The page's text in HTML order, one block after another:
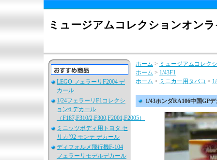
ミュージアムコレクションオン
LEGO フェラーリF2004 デ
カール
1/24フェラーリF1コレクシ
ョン6 デカール
（F187,F310/2,F300,F2001,F2005）
ミニッツボディ用トヨタ セ
リカ’92 モンテ デカール
ディフォルメ飛行機F-104
フェラーリモデルデカール
ホーム > ミュージアムコレク
ホーム > 1/43F1
ホーム > ミニカー用タバコ >
1/43ホンダRA106中国GP